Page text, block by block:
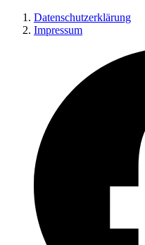
Datenschutzerklärung
Impressum